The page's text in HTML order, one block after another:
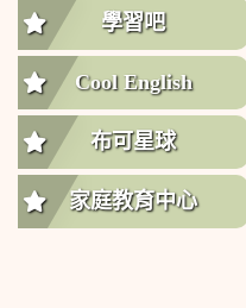
學習吧
Cool English
布可星球
家庭教育中心